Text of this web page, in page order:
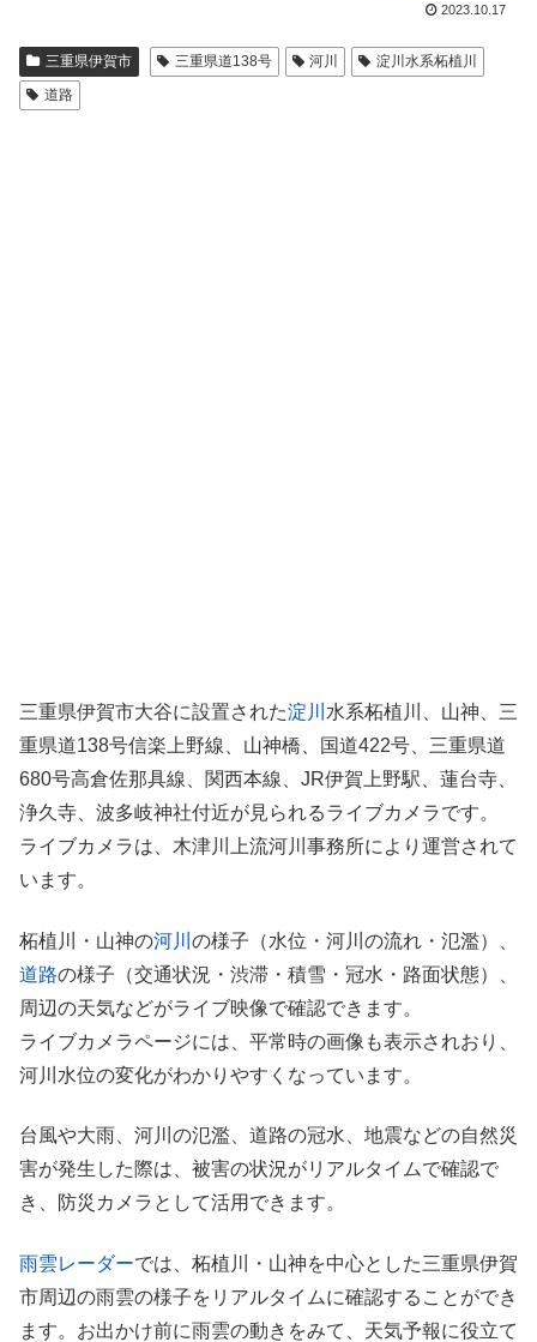
2023.10.17
三重県伊賀市 三重県道138号 河川
淀川水系柘植川
道路
三重県伊賀市大谷に設置された淀川 水系柘植川、山神、三
重県道138号信楽上野線、山神橋、国道422号、三重県道
680号高倉佐那具線、関西本線、JR伊賀上野駅、蓮台寺、
浄久寺、波多岐神社付近が見られるライブカメラです。
ライブカメラは、木津川上流河川事務所により運営されて
います。
柘植川・山神の河川 の様子（水位・河川の流れ・氾濫）、
道路の様子（交通状況・渋滞・積雪・冠水・路面状態）、
周辺の天気などがライブ映像で確認できます。
ライブカメラページには、平常時の画像も表示されおり、
河川水位の変化がわかりやすくなっています。
台風や大雨、河川の氾濫、道路の冠水、地震などの自然災
害が発生した際は、被害の状況がリアルタイムで確認で
き、防災カメラとして活用できます。
雨雲レーダーでは、柘植川・山神を中心とした三重県伊賀
市周辺の雨雲の様子をリアルタイムに確認することができ
ます。お出かけ前に雨雲の動きをみて、天気予報に役立て